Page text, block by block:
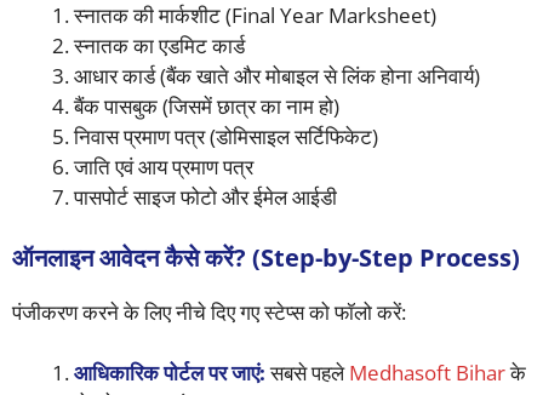
स्नातक की मार्कशीट (Final Year Marksheet)
स्नातक का एडमिट कार्ड
आधार कार्ड (बैंक खाते और मोबाइल से लिंक होना अनिवार्य)
बैंक पासबुक (जिसमें छात्र का नाम हो)
निवास प्रमाण पत्र (डोमिसाइल सर्टिफिकेट)
जाति एवं आय प्रमाण पत्र
पासपोर्ट साइज फोटो और ईमेल आईडी
ऑनलाइन आवेदन कैसे करें? (Step-by-Step Process)
पंजीकरण करने के लिए नीचे दिए गए स्टेप्स को फॉलो करें:
आधिकारिक पोर्टल पर जाएं:सबसे पहलेMedhasoft Biharके